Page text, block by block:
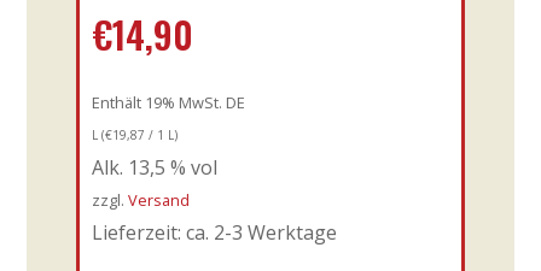
basierend auf
Kundenbewe
rtung
€14,90
Enthält 19% MwSt. DE
L (€19,87 / 1 L)
Alk. 13,5 % vol
zzgl. Versand
Lieferzeit: ca. 2-3 Werktage